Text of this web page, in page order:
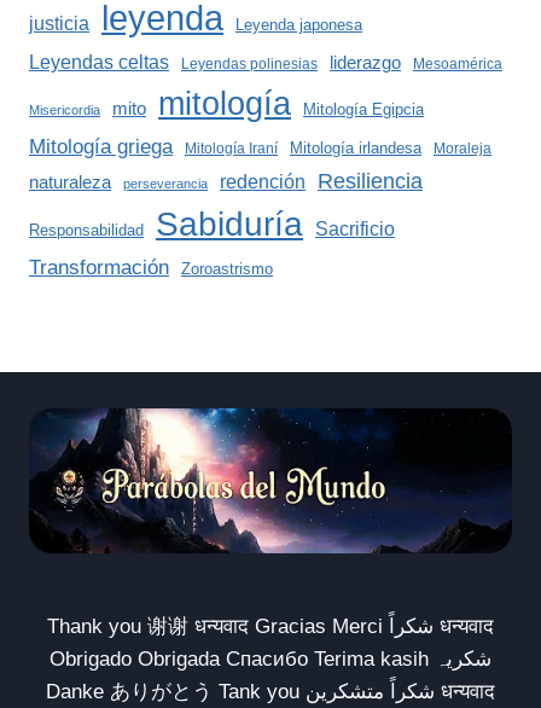
justicia leyenda Leyenda japonesa
Leyendas celtas Leyendas polinesias liderazgo Mesoamérica
Misericordia mito mitología Mitología Egipcia
Mitología griega Mitología Iraní Mitología irlandesa Moraleja
naturaleza perseverancia redención Resiliencia
Responsabilidad Sabiduría Sacrificio
Transformación Zoroastrismo
Thank you 谢谢 धन्यवाद Gracias Merci شكراً धन्यवाद
Obrigado Obrigada Спасибо Terima kasih شکریہ
Danke ありがとう Tank you شكراً متشكرين धन्यवाद